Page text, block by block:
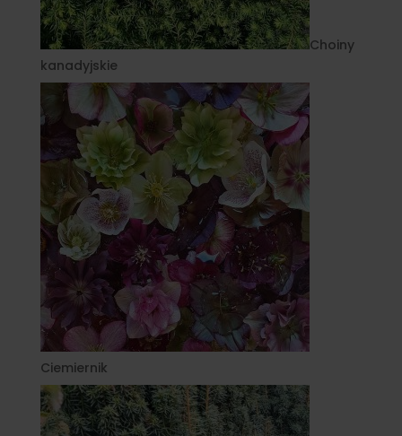
Choiny
kanadyjskie
Ciemiernik